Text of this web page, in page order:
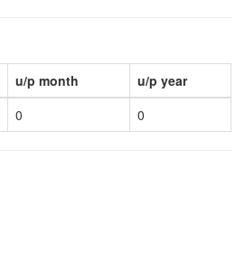
u/p month
u/p year
0 0